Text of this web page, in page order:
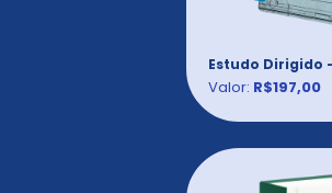
Estudo Dirigido
Valor: R$197,00